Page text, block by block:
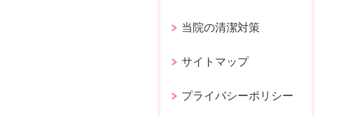
当院の清潔対策
サイトマップ
プライバシーポリシー